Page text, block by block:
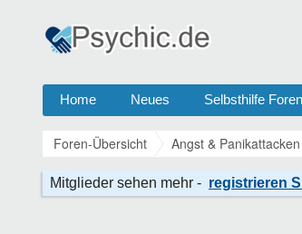
Home Neues Selbsthilfe Foren
Foren-Übersicht Angst &